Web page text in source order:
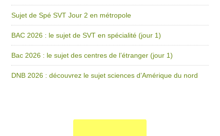
Sujet de Spé SVT Jour 2 en métropole
BAC 2026 : le sujet de SVT en spécialité (jour 1)
Bac 2026 : le sujet des centres de l’étranger (jour 1)
DNB 2026 : découvrez le sujet sciences d’Amérique du nord